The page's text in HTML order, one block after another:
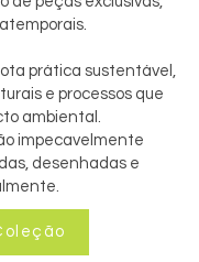
prática sustentável,
e processos que
ambiental.
impecavelmente
desenhadas e